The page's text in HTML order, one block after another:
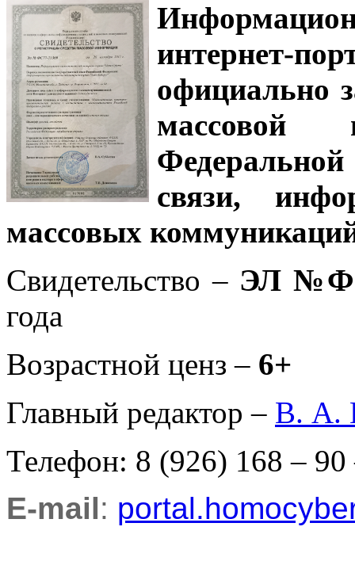
интернет-
официально
связи,
массовых
Свидетельство – ЭЛ
года
Возрастной ценз – 6+
Главный редактор – В. А.
Телефон: 8 (926) 168 – 90
E-mail: